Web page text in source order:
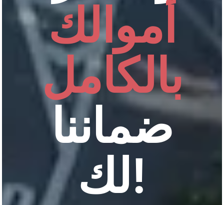
أموالك
بالكامل
ضماننا
لك!​